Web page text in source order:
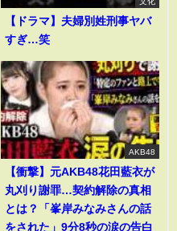
【ドラマ】夫婦別姓刑事ヤバ
すぎ…笑
AKB48
【衝撃】元AKB48花田藍衣が
丸刈り謝罪…契約解除の真相
とは？「峯岸みなみさんの話
をされた」9分8秒の涙の告白